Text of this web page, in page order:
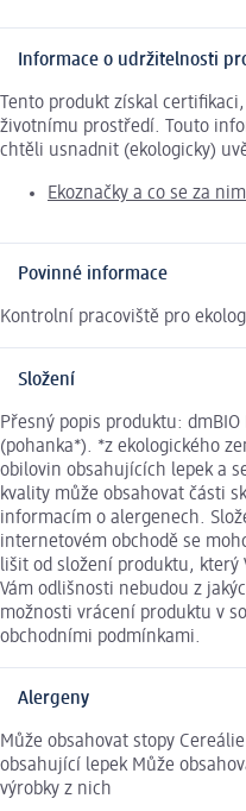
Informace o udržitelnosti
Tento produkt získal
životnímu prostředí. Touto
chtěli usnadnit (ekologicky)
Ekoznačky a co se za
Povinné informace
Kontrolní pracoviště pro
Složení
Přesný popis produktu: dmBIO
(pohanka*). *z ekologického
obilovin obsahujících lepek a
kvality může obsahovat části
informacím o alergenech.
internetovém obchodě se
lišit od složení produktu, který
Vám odlišnosti nebudou z
možnosti vrácení produktu v
obchodními podmínkami.
Alergeny
Může obsahovat stopy
obsahující lepek Může
výrobky z nich